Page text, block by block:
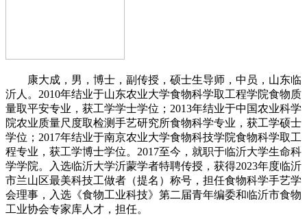
康大成，男，博士，副传授，硕士生导师，中员，山东临
沂人。2010年结业于山东农业大学食物科学取工程学院食物质
量取平安专业，获工学学士学位；2013年结业于中国农业科学
院农业质量尺度取检测手艺研究所食物科学专业，获工学硕士
学位；2017年结业于南京农业大学食物科技学院食物科学取工
程专业，获工学博士学位。2017至今，就职于临沂大学生命科
学学院。入选临沂大学沂蒙学者特聘传授，获得2023年度临沂
市兰山区最美科技工做者（提名）称号，担任食物科学手艺学
会理事，入选《食物工业科技》第二届青年编委和临沂市食物
工业协会专家库人才，担任。